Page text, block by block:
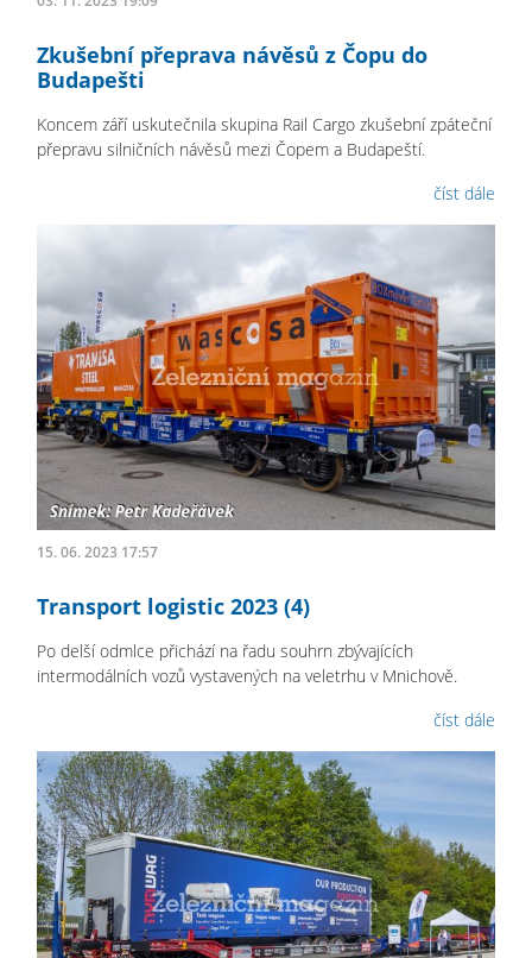
Zkušební přeprava návěsů z Čopu do
Budapešti
Koncem září uskutečnila skupina Rail Cargo zkušební zpáteční
přepravu silničních návěsů mezi Čopem a Budapeští.
číst dále
15. 06. 2023 17:57
Transport logistic 2023 (4)
Po delší odmlce přichází na řadu souhrn zbývajících
intermodálních vozů vystavených na veletrhu v Mnichově.
číst dále